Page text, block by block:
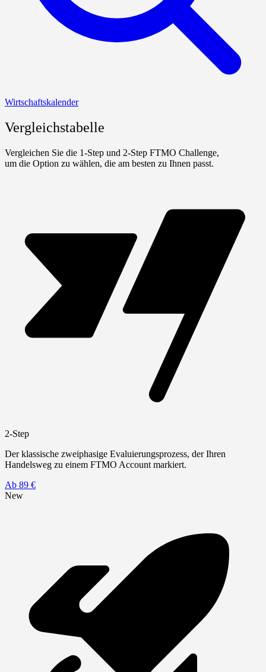
Wirtschaftskalender
Vergleichstabelle
Vergleichen Sie die 1-Step und 2-Step FTMO Challenge,
um die Option zu wählen, die am besten zu Ihnen passt.
2-Step
Der klassische zweiphasige Evaluierungsprozess, der Ihren
Handelsweg zu einem FTMO Account markiert.
Ab 89 €
New